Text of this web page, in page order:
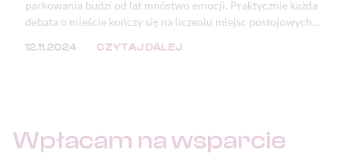
parkowania budzi od lat mnóstwo emocji. Praktycznie każda
debata o mieście kończy się na liczeniu miejsc postojowych
zdewastowaną zieleń. Mimo, że problem ten doskwiera
12.11.2024 CZYTAJ DALEJ
Wpłacam nawsparcie